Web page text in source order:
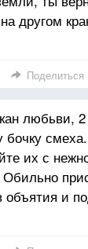
другом
Поделиться
любьви,
бочку
их с
объятия и